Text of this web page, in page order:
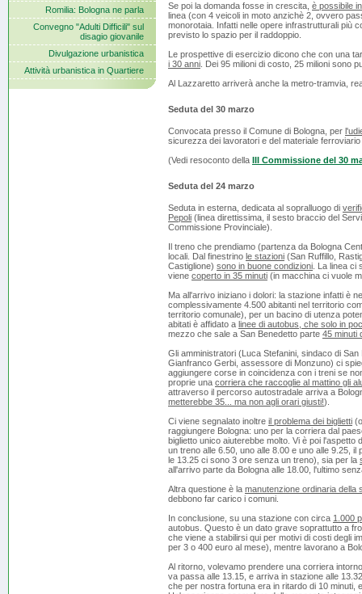
Romilia: Bologna ne parla
Convegno "Adulti Difficili" sul
disagio giovanile
Divulgazione urbanistica
Attività urbanistica in Quartiere
Se poi la domanda fosse in crescita, è possibile
linea (con 4 veicoli in moto anzichè 2, ovvero
monorotaia. Infatti nelle opere infrastrutturali più
previsto lo spazio per il raddoppio.
Le prospettive di esercizio dicono che con una
i 30 anni . Dei 95 milioni di costo, 25 milioni sono
Al Lazzaretto arriverà anche la metro-tramvia,
Seduta del 30 marzo
Convocata presso il Comune di Bologna, per
sicurezza dei lavoratori e del materiale
(Vedi resoconto della III Commissione del 30
Seduta del 24 marzo
Seduta in esterna, dedicata al sopralluogo di
Pepoli (linea direttissima, il sesto braccio del
Commissione Provinciale).
Il treno che prendiamo (partenza da Bologna
locali. Dal finestrino le stazioni (San Ruffillo,
Castiglione) sono in buone condizioni . La linea
viene coperto in 35 minuti (in macchina ci vuole
Ma all'arrivo iniziano i dolori: la stazione infatti è
complessivamente 4.500 abitanti nel territorio
territorio comunale), per un bacino di utenza
abitati è affidato a linee di autobus, che solo in
mezzo che sale a San Benedetto parte 45 minuti
Gli amministratori (Luca Stefanini, sindaco di
Gianfranco Gerbi, assessore di Monzuno) ci
aggiungere corse in coincidenza con i treni se
proprie una corriera che raccoglie al mattino gli
attraverso il percorso autostradale arriva a
metterebbe 35... ma non agli orari giusti!).
Ci viene segnalato inoltre il problema dei biglietti
raggiungere Bologna: uno per la corriera dal
biglietto unico aiuterebbe molto. Vi è poi l'aspetto
un treno alle 6.50, uno alle 8.00 e uno alle 9.25, il
le 13.25 ci sono 3 ore senza un treno), sia per la
all'arrivo parte da Bologna alle 18.00, l'ultimo
Altra questione è la manutenzione ordinaria della
debbono far carico i comuni.
In conclusione, su una stazione con circa 1.000
autobus. Questo è un dato grave soprattutto a
che viene a stabilirsi qui per motivi di costi degli
per 3 o 400 euro al mese), mentre lavorano a
Al ritorno, volevamo prendere una corriera
va passa alle 13.15, e arriva in stazione alle
che per nostra fortuna era in ritardo di 10 minuti,